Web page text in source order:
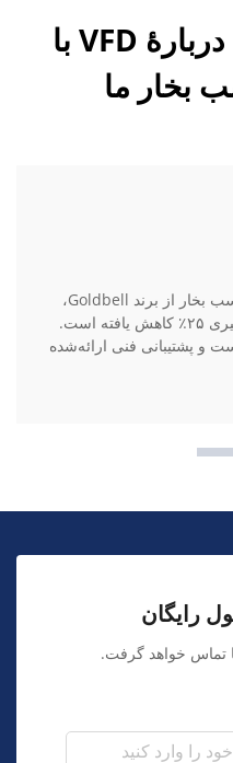
نظرات مشتریان دربارهٔ VFD با
از زمان ادغام VFD با قدرت ۱۰ اسب بخار از برند Goldbell،
هزینه‌های انرژی ما به‌طور چشمگیری ۲۵٪ کاهش یافته است.
و پشتیبانی فنی ارائه‌شده
رایگان
تماس خواهد گرفت.